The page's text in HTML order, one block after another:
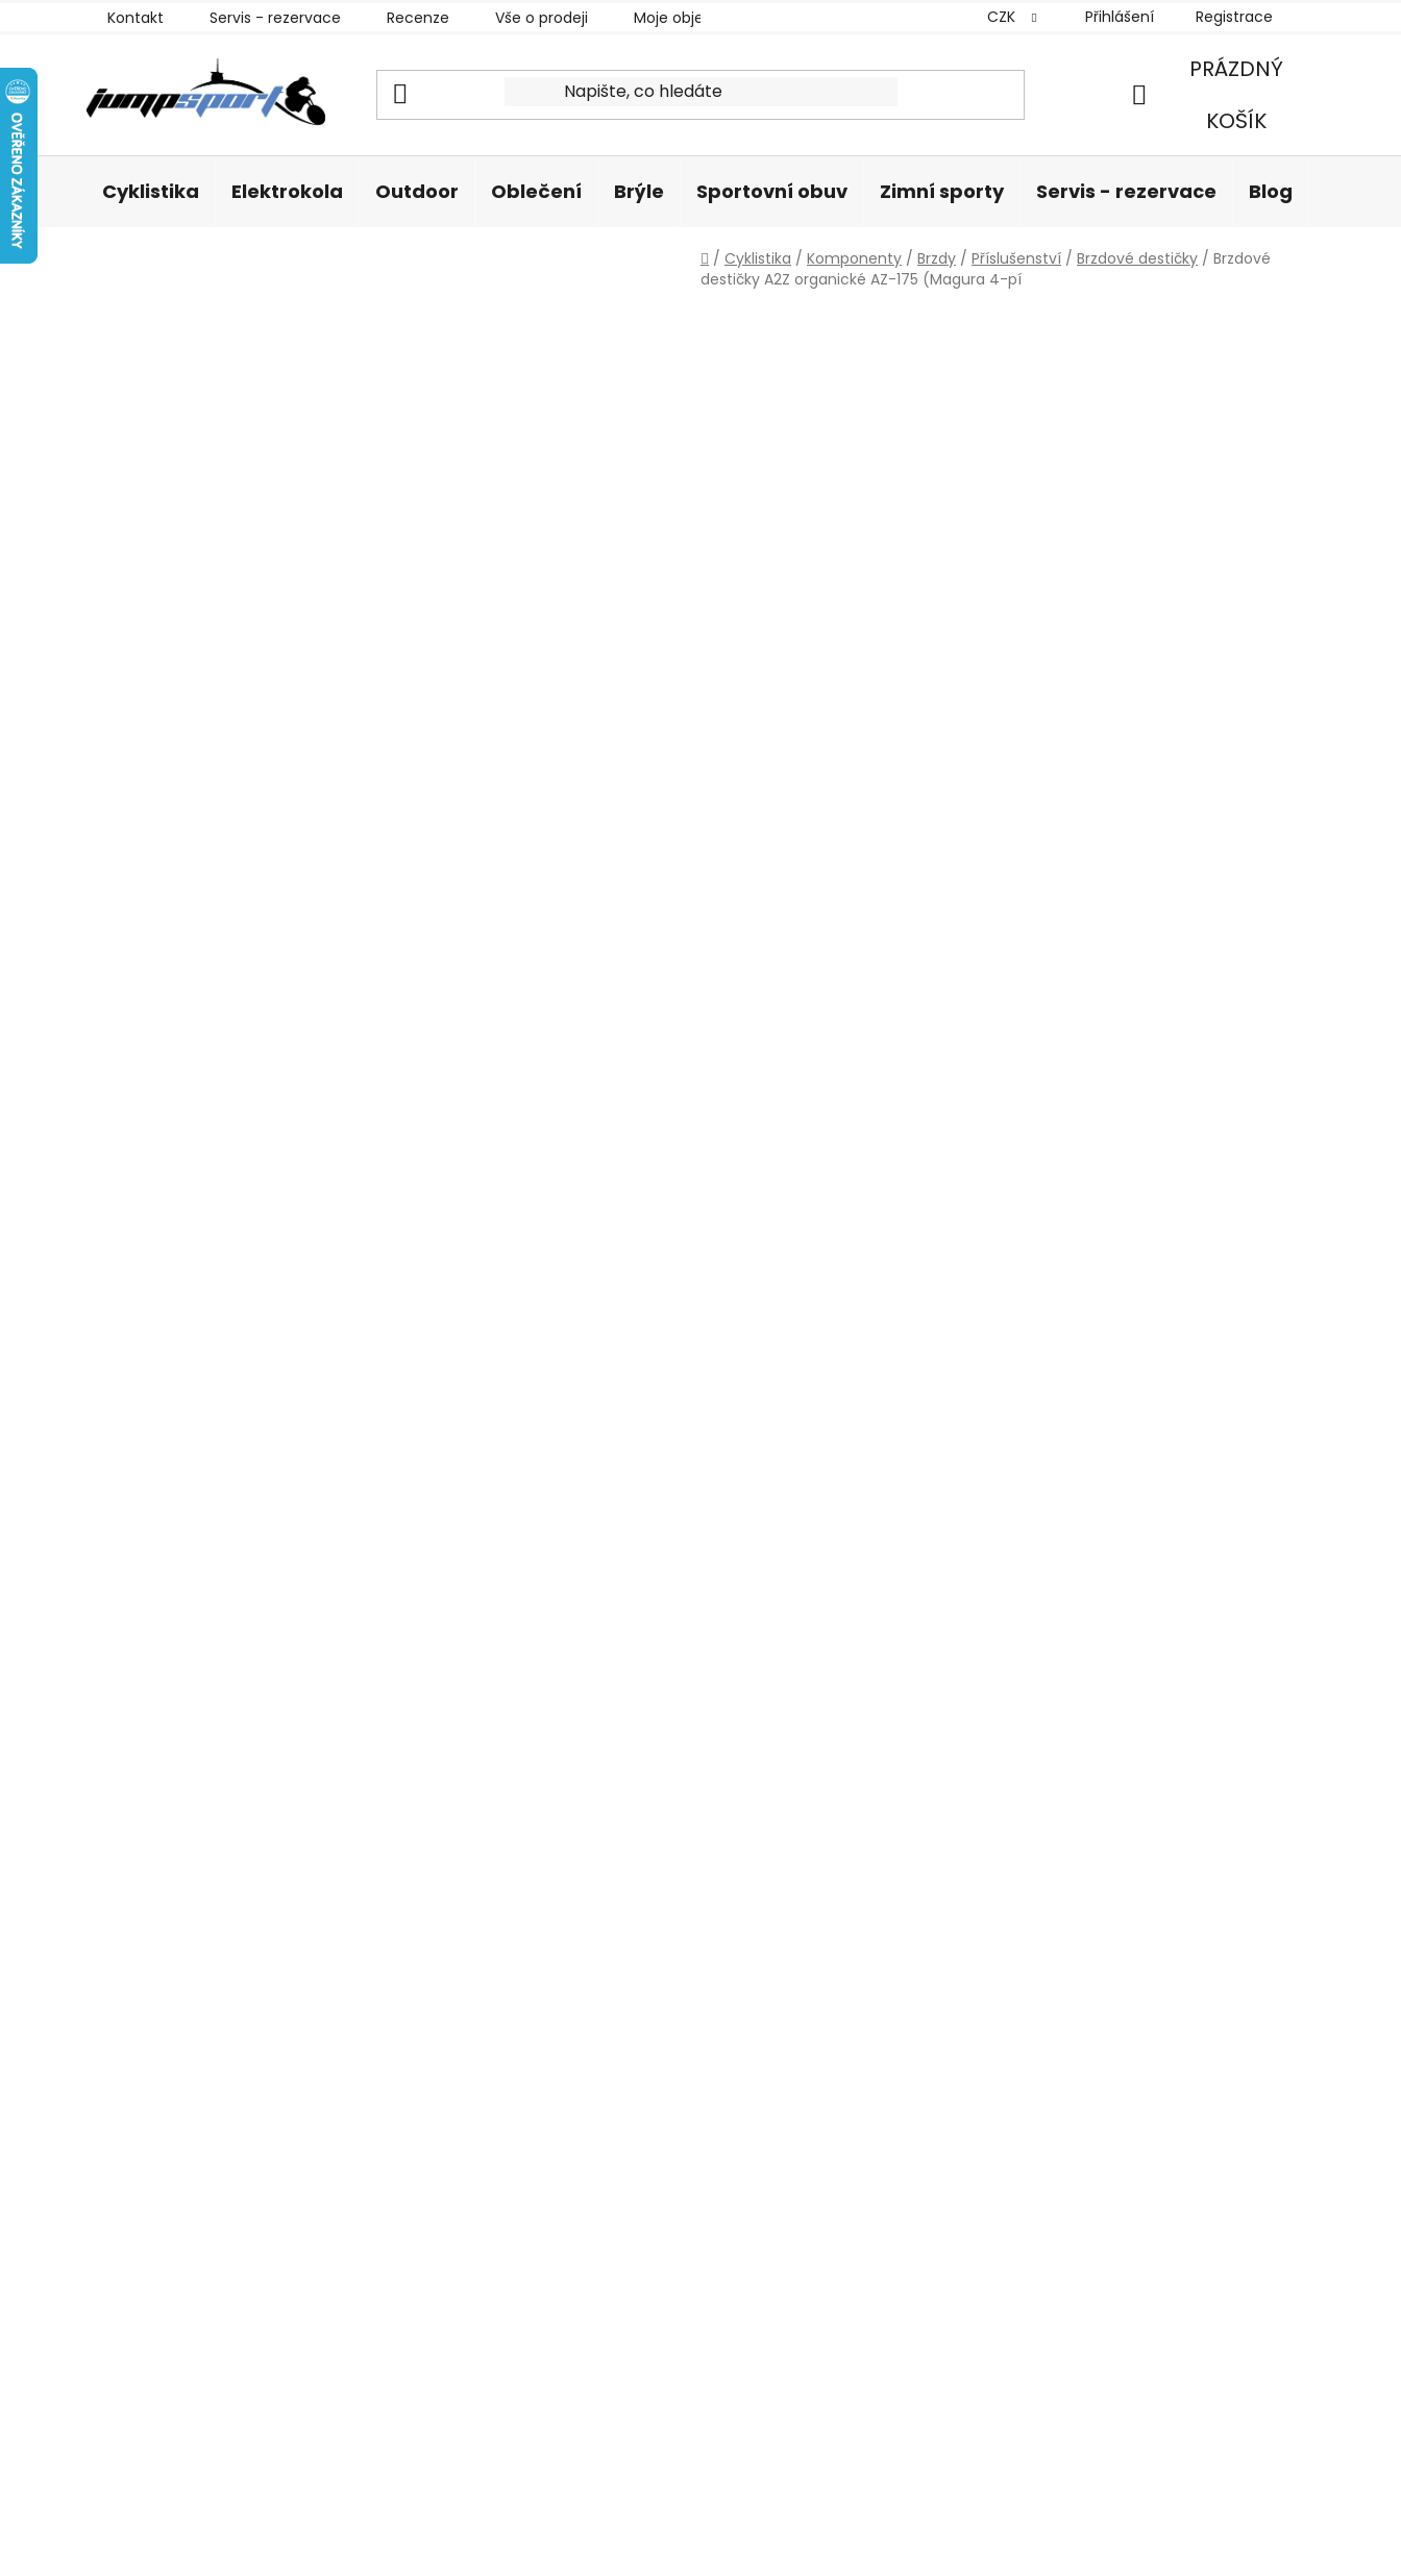
Kontakt Servis - rezervace Recenze Vše o prodeji Moje objednávka CZK Přihlášení Registrace
NÁKUPNÍ
PRÁZDNÝ
KOŠÍK
Cyklistika Elektrokola Outdoor Oblečení Brýle Sportovní obuv Zimní sporty Servis - rezervace Blog
Domů
/ Cyklistika / Komponenty / Brzdy / Příslušenství / Brzdové destičky / Brzdové
destičky A2Z organické AZ-175 (Magura 4-pí